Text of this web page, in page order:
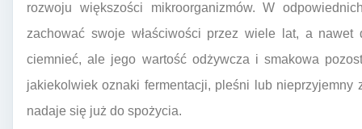
rozwoju większości mikroorganizmów. W
zachować swoje właściwości przez wiele lat, a
ciemnieć, ale jego wartość odżywcza i smakowa
jakiekolwiek oznaki fermentacji, pleśni lub nieprzyjemny
nadaje się już do spożycia.